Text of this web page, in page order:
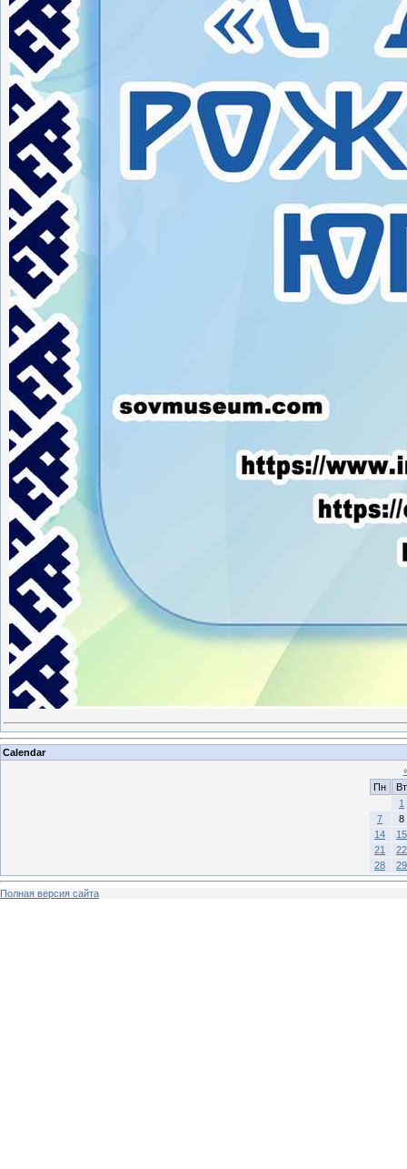
Calendar
Пн
Вт
1
7
8
14
15
21
22
28
29
Полная версия сайта